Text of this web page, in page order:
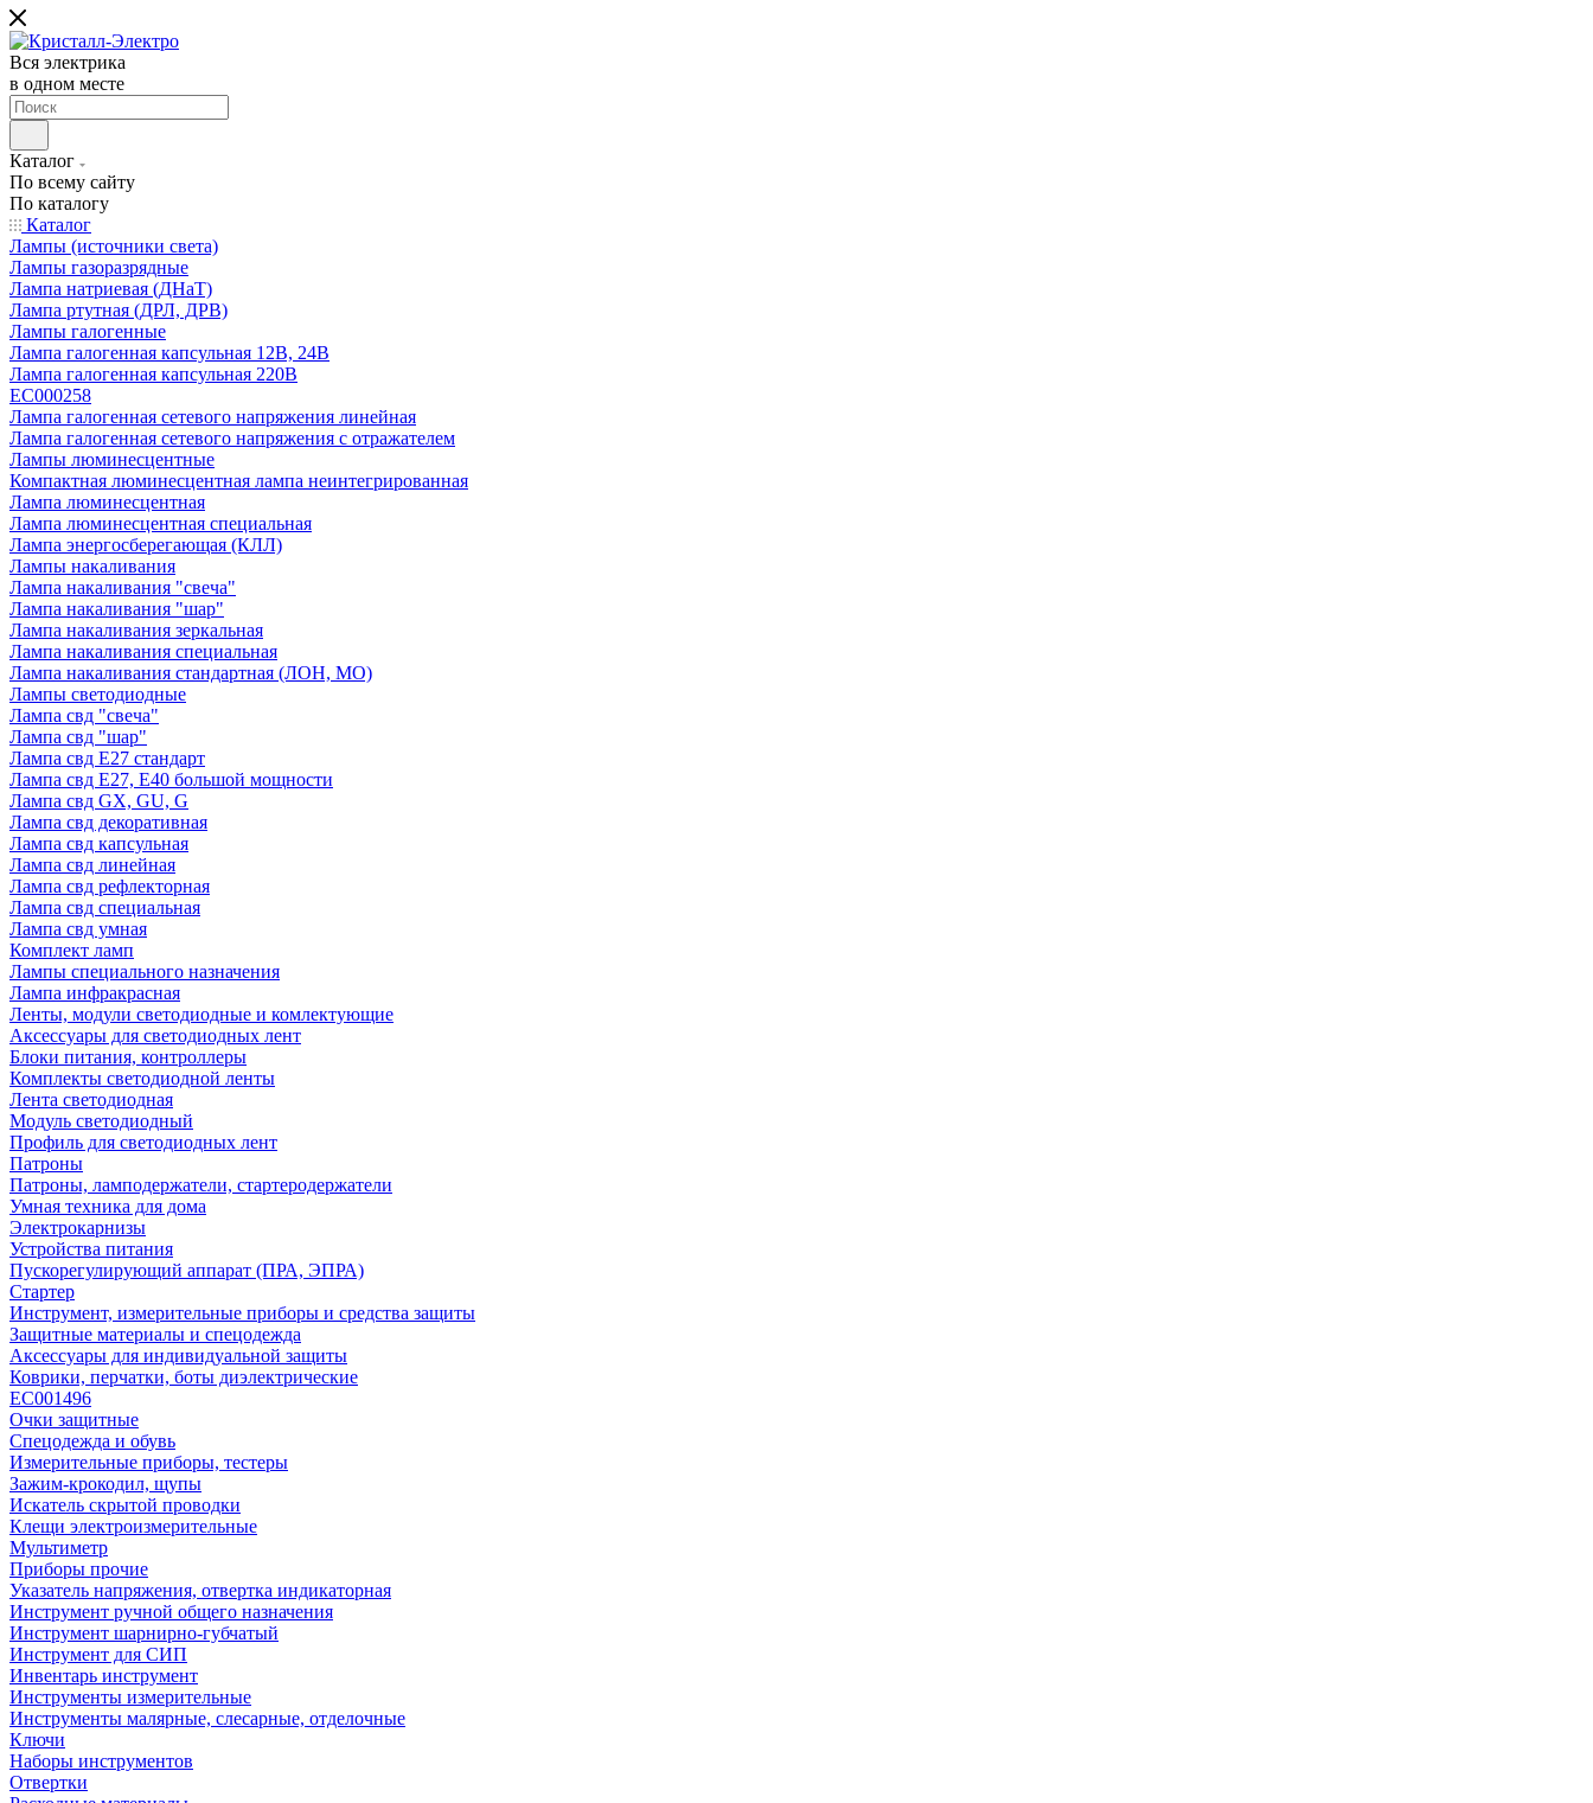
Вся электрика
в одном месте
Каталог
По всему сайту
По каталогу
Каталог
Лампы (источники света)
Лампы газоразрядные
Лампа натриевая (ДНаТ)
Лампа ртутная (ДРЛ, ДРВ)
Лампы галогенные
Лампа галогенная капсульная 12В, 24В
Лампа галогенная капсульная 220В
EC000258
Лампа галогенная сетевого напряжения линейная
Лампа галогенная сетевого напряжения с отражателем
Лампы люминесцентные
Компактная люминесцентная лампа неинтегрированная
Лампа люминесцентная
Лампа люминесцентная специальная
Лампа энергосберегающая (КЛЛ)
Лампы накаливания
Лампа накаливания "свеча"
Лампа накаливания "шар"
Лампа накаливания зеркальная
Лампа накаливания специальная
Лампа накаливания стандартная (ЛОН, МО)
Лампы светодиодные
Лампа свд "свеча"
Лампа свд "шар"
Лампа свд E27 стандарт
Лампа свд E27, Е40 большой мощности
Лампа свд GX, GU, G
Лампа свд декоративная
Лампа свд капсульная
Лампа свд линейная
Лампа свд рефлекторная
Лампа свд специальная
Лампа свд умная
Комплект ламп
Лампы специального назначения
Лампа инфракрасная
Ленты, модули светодиодные и комлектующие
Аксессуары для светодиодных лент
Блоки питания, контроллеры
Комплекты светодиодной ленты
Лента светодиодная
Модуль светодиодный
Профиль для светодиодных лент
Патроны
Патроны, ламподержатели, стартеродержатели
Умная техника для дома
Электрокарнизы
Устройства питания
Пускорегулирующий аппарат (ПРА, ЭПРА)
Стартер
Инструмент, измерительные приборы и средства защиты
Защитные материалы и спецодежда
Аксессуары для индивидуальной защиты
Коврики, перчатки, боты диэлектрические
EC001496
Очки защитные
Спецодежда и обувь
Измерительные приборы, тестеры
Зажим-крокодил, щупы
Искатель скрытой проводки
Клещи электроизмерительные
Мультиметр
Приборы прочие
Указатель напряжения, отвертка индикаторная
Инструмент ручной общего назначения
Инструмент шарнирно-губчатый
Инструмент для СИП
Инвентарь инструмент
Инструменты измерительные
Инструменты малярные, слесарные, отделочные
Ключи
Наборы инструментов
Отвертки